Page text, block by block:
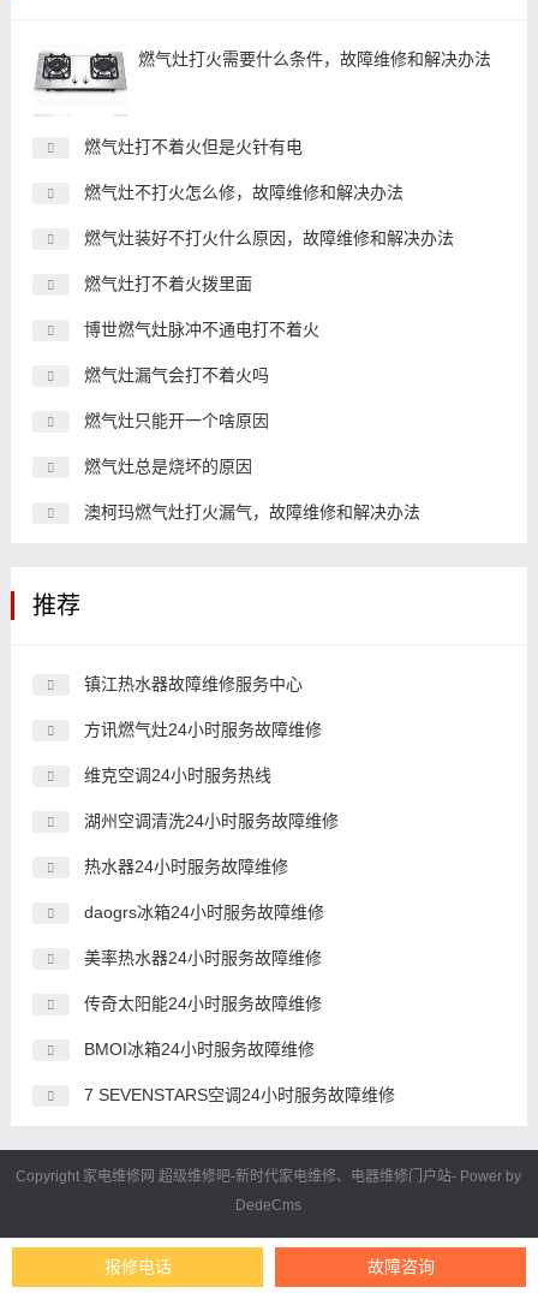
燃气灶打火需要什么条件，故障维修和解决办法
燃气灶打不着火但是火针有电
燃气灶不打火怎么修，故障维修和解决办法
燃气灶装好不打火什么原因，故障维修和解决办法
燃气灶打不着火拨里面
博世燃气灶脉冲不通电打不着火
燃气灶漏气会打不着火吗
燃气灶只能开一个啥原因
燃气灶总是烧坏的原因
澳柯玛燃气灶打火漏气，故障维修和解决办法
推荐
镇江热水器故障维修服务中心
方讯燃气灶24小时服务故障维修
维克空调24小时服务热线
湖州空调清洗24小时服务故障维修
热水器24小时服务故障维修
daogrs冰箱24小时服务故障维修
美率热水器24小时服务故障维修
传奇太阳能24小时服务故障维修
BMOI冰箱24小时服务故障维修
7 SEVENSTARS空调24小时服务故障维修
Copyright 家电维修网超级维修吧-新时代家电维修、电器维修门户站- Power by
DedeCms
本站部分内容转载于网络如侵权请联系删除QQ:766698661。
报修电话 故障咨询